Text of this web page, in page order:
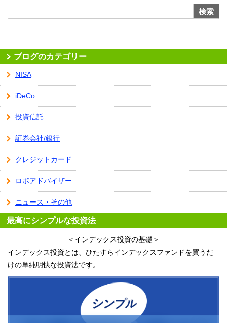
検索
ブログのカテゴリー
NISA
iDeCo
投資信託
証券会社/銀行
クレジットカード
ロボアドバイザー
ニュース・その他
最高にシンプルな投資法
＜インデックス投資の基礎＞
インデックス投資とは、ひたすらインデックスファンドを買うだ
けの単純明快な投資法です。